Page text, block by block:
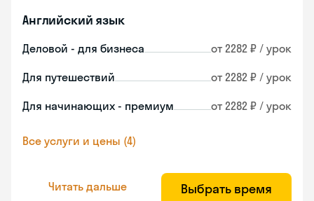
Английский язык
Деловой - для бизнеса от 2282 ₽ / урок
Для путешествий от 2282 ₽ / урок
Для начинающих - премиум от 2282 ₽ / урок
Все услуги и цены (4)
Читать дальше Выбрать время